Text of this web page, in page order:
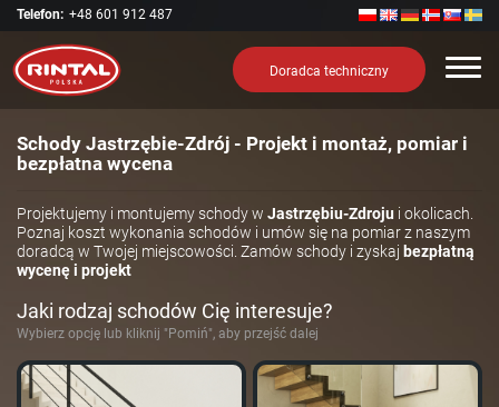
Telefon: +48 601 912 487
Doradca techniczny
Schody Jastrzębie-Zdrój - Projekt i montaż, pomiar i
bezpłatna wycena
Projektujemy i montujemy schody w Jastrzębiu-Zdroju i okolicach.
Poznaj koszt wykonania schodów i umów się na pomiar z naszym
doradcą w Twojej miejscowości. Zamów schody i zyskaj bezpłatną
wycenę i projekt
Jaki rodzaj schodów Cię interesuje?
Wybierz opcję lub kliknij "Pomiń", aby przejść dalej